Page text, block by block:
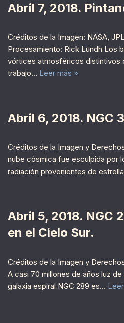
Abril 7, 2018.
Créditos de la Imagen: NASA,
Procesamiento: Rick Lundh Los
vórtices atmosféricos distintivos
trabajo… Leer más »
Abril 6, 2018. NGC
Créditos de la Imagen y
nube cósmica fue esculpida por
radiación provenientes de
Abril 5, 2018. NGC
en el Cielo Sur.
Créditos de la Imagen y
A casi 70 millones de años luz
galaxia espiral NGC 289 es…